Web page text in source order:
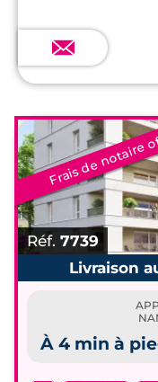
Frais de
Réf. 7739
Livraison
À 4 min à